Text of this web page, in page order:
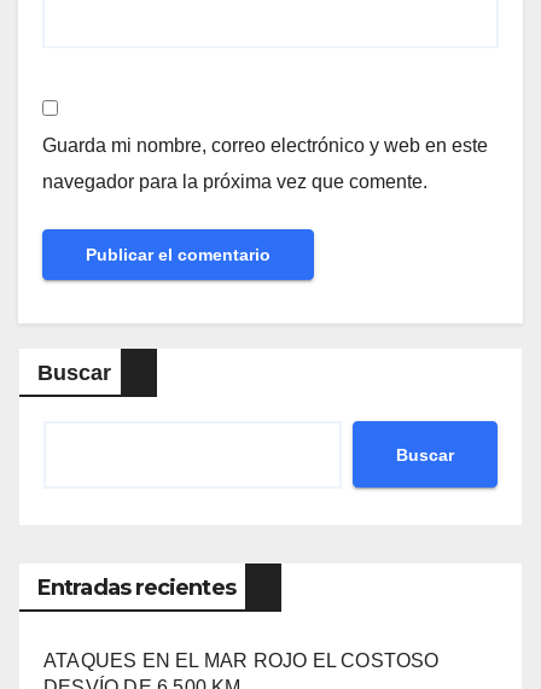
Guarda mi nombre, correo electrónico y web en este
navegador para la próxima vez que comente.
Buscar
Buscar
Entradas recientes
ATAQUES EN EL MAR ROJO EL COSTOSO